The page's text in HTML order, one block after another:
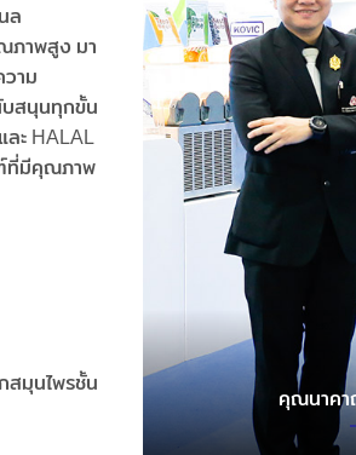
ล
ภาพสูง มา
าม
บสนุนทุกขั้น
ะ HALAL
ที่มีคุณภาพ
สมุนไพรชั้น
คุณนาค